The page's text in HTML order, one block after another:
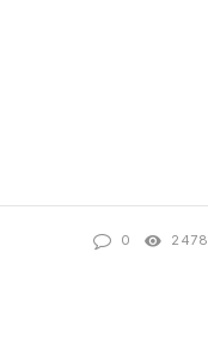
0 2478